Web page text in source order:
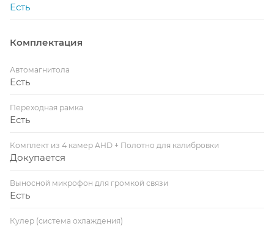
Есть
Комплектация
Автомагнитола
Есть
Переходная рамка
Есть
Комплект из 4 камер AHD + Полотно для калибровки
Докупается
Выносной микрофон для громкой связи
Есть
Кулер (система охлаждения)